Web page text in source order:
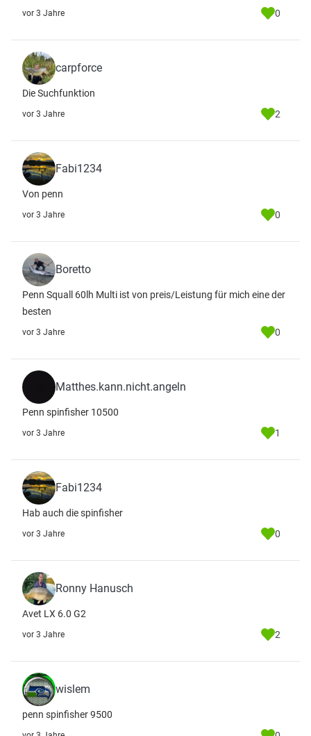
vor 3 Jahre 0
carpforce
Die Suchfunktion
vor 3 Jahre 2
Fabi1234
Von penn
vor 3 Jahre 0
Boretto
Penn Squall 60lh Multi ist von preis/Leistung für mich eine der
besten
vor 3 Jahre 0
Matthes.kann.nicht.angeln
Penn spinfisher 10500
vor 3 Jahre 1
Fabi1234
Hab auch die spinfisher
vor 3 Jahre 0
Ronny Hanusch
Avet LX 6.0 G2
vor 3 Jahre 2
wislem
penn spinfisher 9500